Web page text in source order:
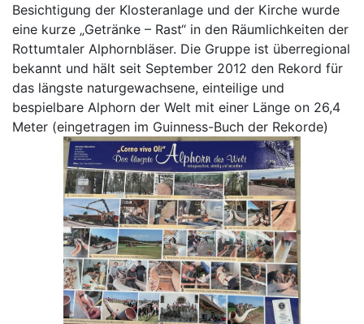
Besichtigung der Klosteranlage und der Kirche wurde
eine kurze „Getränke – Rast“ in den Räumlichkeiten der
Rottumtaler Alphornbläser. Die Gruppe ist überregional
bekannt und hält seit September 2012 den Rekord für
das längste naturgewachsene, einteilige und
bespielbare Alphorn der Welt mit einer Länge on 26,4
Meter (eingetragen im Guinness-Buch der Rekorde)